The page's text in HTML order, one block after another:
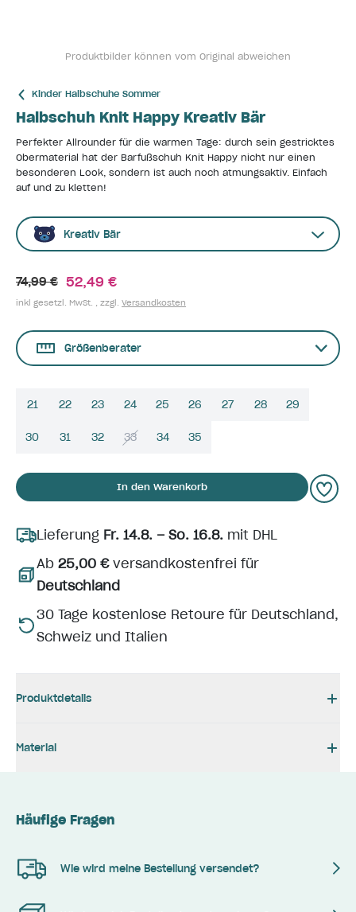
Produktbilder können vom Original abweichen
Kinder Halbschuhe Sommer
Halbschuh Knit Happy Kreativ Bär
Perfekter Allrounder für die warmen Tage: durch sein gestricktes
Obermaterial hat der Barfußschuh Knit Happy nicht nur einen
besonderen Look, sondern ist auch noch atmungsaktiv. Einfach
auf und zu kletten!
Kreativ Bär
74,99 € 52,49 €
inkl gesetzl. MwSt. , zzgl. Versandkosten
Größenberater
21 22 23 24 25 26 27 28 29
30 31 32 33 34 35
In den Warenkorb
Lieferung Fr. 14.8. – So. 16.8. mit DHL
Ab 25,00 €versandkostenfrei für
Deutschland
30 Tage kostenlose Retoure für Deutschland,
Schweiz und Italien
Produktdetails
Material
Häufige Fragen
Wie wird meine Bestellung versendet?